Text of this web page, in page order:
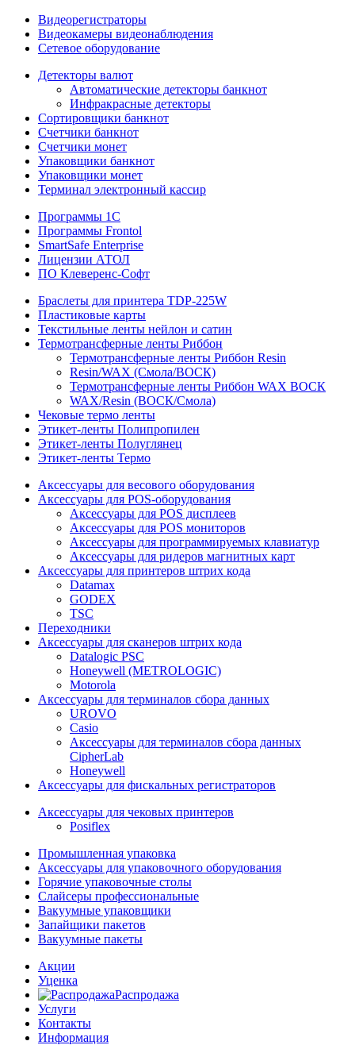
Видеорегистраторы
Видеокамеры видеонаблюдения
Сетевое оборудование
Детекторы валют
Автоматические детекторы банкнот
Инфракрасные детекторы
Сортировщики банкнот
Счетчики банкнот
Счетчики монет
Упаковщики банкнот
Упаковщики монет
Терминал электронный кассир
Программы 1C
Программы Frontol
SmartSafe Enterprise
Лицензии АТОЛ
ПО Клеверенс-Софт
Браслеты для принтера TDP-225W
Пластиковые карты
Текстильные ленты нейлон и сатин
Термотрансферные ленты Риббон
Термотрансферные ленты Риббон Resin
Resin/WAX (Смола/ВОСК)
Термотрансферные ленты Риббон WAX ВОСК
WAX/Resin (ВОСК/Смола)
Чековые термо ленты
Этикет-ленты Полипропилен
Этикет-ленты Полуглянец
Этикет-ленты Термо
Аксессуары для весового оборудования
Аксессуары для POS-оборудования
Аксессуары для POS дисплеев
Аксессуары для POS мониторов
Аксессуары для программируемых клавиатур
Аксессуары для ридеров магнитных карт
Аксессуары для принтеров штрих кода
Datamax
GODEX
TSC
Переходники
Аксессуары для сканеров штрих кода
Datalogic PSC
Honeywell (METROLOGIC)
Motorola
Аксессуары для терминалов сбора данных
UROVO
Casio
Аксессуары для терминалов сбора данных
CipherLab
Honeywell
Аксессуары для фискальных регистраторов
Аксессуары для чековых принтеров
Posiflex
Промышленная упаковка
Аксессуары для упаковочного оборудования
Горячие упаковочные столы
Слайсеры профессиональные
Вакуумные упаковщики
Запайщики пакетов
Вакуумные пакеты
Акции
Уценка
Распродажа
Услуги
Контакты
Информация